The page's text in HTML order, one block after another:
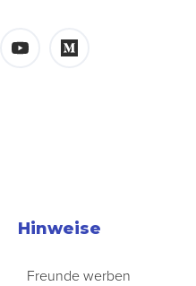
Hinweise
Freunde werben